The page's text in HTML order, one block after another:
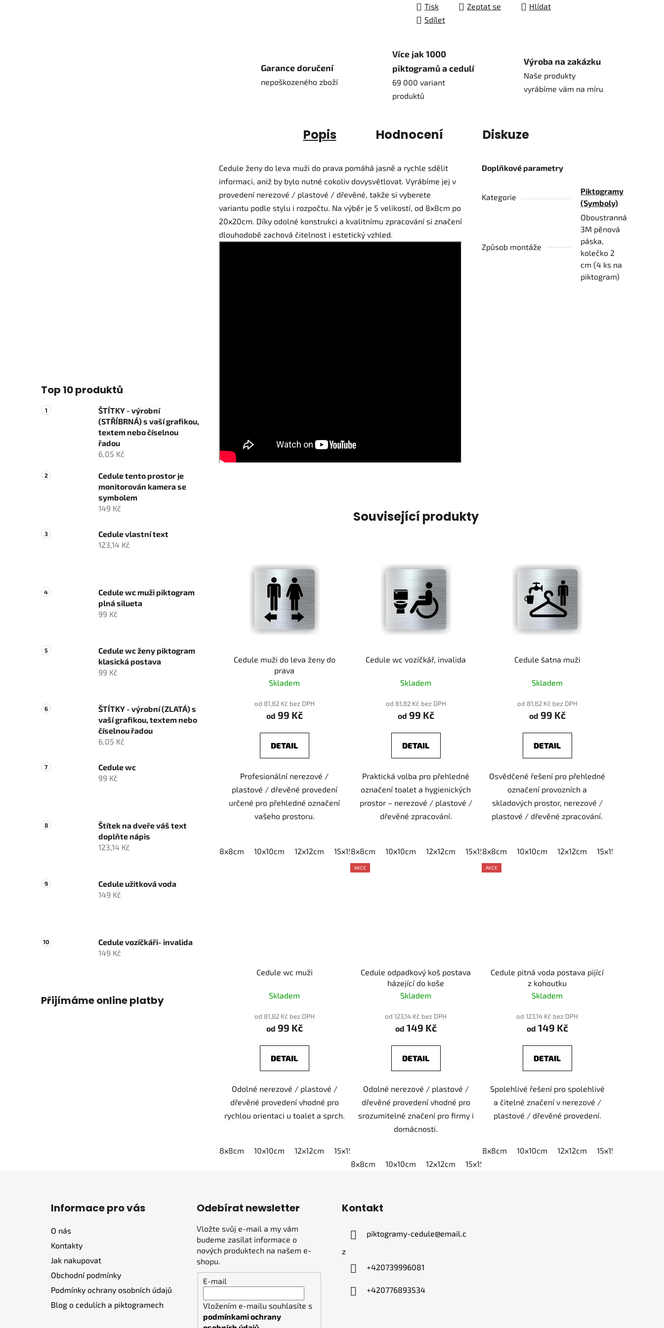
Top 10 produktů
ŠTÍTKY - výrobní
(STŘÍBRNÁ) s vaší grafikou,
textem nebo číselnou
řadou
6,05 Kč
Cedule tento prostor je
monitorován kamera se
symbolem
149 Kč
Cedule vlastní text
123,14 Kč
Cedule wc muži piktogram
plná silueta
99 Kč
Cedule wc ženy piktogram
klasická postava
99 Kč
ŠTÍTKY - výrobní (ZLATÁ) s
vaší grafikou, textem nebo
číselnou řadou
6,05 Kč
Cedule wc
99 Kč
Štítek na dveře váš text
doplňte nápis
123,14 Kč
Cedule užitková voda
149 Kč
Cedule vozíčkáři- invalida
149 Kč
Přijímáme online platby
Tisk Zeptat se
Hlídat
Sdílet
Garance doručení
nepoškozeného zboží
Více jak 1000
piktogramů a cedulí
69 000 variant
produktů
Výroba na zakázku
Naše produkty
vyrábíme vám na míru
Popis Hodnocení Diskuze
Cedule ženy do leva muži do prava pomáhá jasně a rychle sdělit
informaci, aniž by bylo nutné cokoliv dovysvětlovat. Vyrábíme jej v
provedení nerezové / plastové / dřevěné, takže si vyberete
variantu podle stylu i rozpočtu. Na výběr je 5 velikostí, od 8x8cm po
20x20cm. Díky odolné konstrukci a kvalitnímu zpracování si značení
dlouhodobě zachová čitelnost i estetický vzhled.
Doplňkové parametry
Kategorie
Piktogramy
(Symboly)
Způsob montáže
Oboustranná
3M pěnová
páska,
kolečko 2
cm (4 ks na
piktogram)
Související produkty
Cedule muži do leva ženy do
prava
Skladem
od 81,82 Kč bez DPH
od 99 Kč
DETAIL
Profesionální nerezové /
plastové / dřevěné provedení
určené pro přehledné označení
vašeho prostoru.
8x8cm 10x10cm 12x12cm 15x15cm 20x20cm
Cedule wc vozíčkář, invalida
Skladem
od 81,82 Kč bez DPH
od 99 Kč
DETAIL
Praktická volba pro přehledné
označení toalet a hygienických
prostor – nerezové / plastové /
dřevěné zpracování.
8x8cm 10x10cm 12x12cm 15x15cm 20x20cm
Cedule šatna muži
Skladem
od 81,82 Kč bez DPH
od 99 Kč
DETAIL
Osvědčené řešení pro přehledné
označení provozních a
skladových prostor, nerezové /
plastové / dřevěné zpracování.
8x8cm 10x10cm 12x12cm 15x15cm
Cedule wc muži
Skladem
od 81,82 Kč bez DPH
od 99 Kč
DETAIL
Odolné nerezové / plastové /
dřevěné provedení vhodné pro
rychlou orientaci u toalet a sprch.
8x8cm 10x10cm 12x12cm 15x15cm
AKCE
Cedule odpadkový koš postava
házející do koše
Skladem
od 123,14 Kč bez DPH
od 149 Kč
DETAIL
Odolné nerezové / plastové /
dřevěné provedení vhodné pro
srozumitelné značení pro firmy i
domácnosti.
8x8cm 10x10cm 12x12cm 15x15cm
AKCE
Cedule pitná voda postava pijící
z kohoutku
Skladem
od 123,14 Kč bez DPH
od 149 Kč
DETAIL
Spolehlivé řešení pro spolehlivé
a čitelné značení v nerezové /
plastové / dřevěné provedení.
8x8cm 10x10cm 12x12cm 15x15cm
Informace pro vás
O nás
Kontakty
Jak nakupovat
Obchodní podmínky
Podmínky ochrany osobních údajů
Blog o cedulích a piktogramech
Odebírat newsletter
Vložte svůj e-mail a my vám
budeme zasílat informace o
nových produktech na našem e-
shopu.
E-mail
Vložením e-mailu souhlasíte s
podmínkami ochrany
Kontakt
piktogramy-cedule@email.c
z
+420739996081
+420776893534